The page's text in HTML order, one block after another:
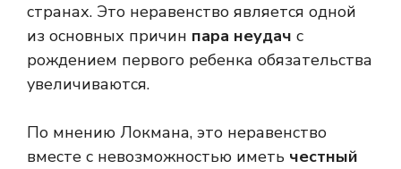
странах. Это неравенство является одной
из основных причин пара неудач с
рождением первого ребенка обязательства
увеличиваются.
По мнению Локмана, это неравенство
вместе с невозможностью иметь честный